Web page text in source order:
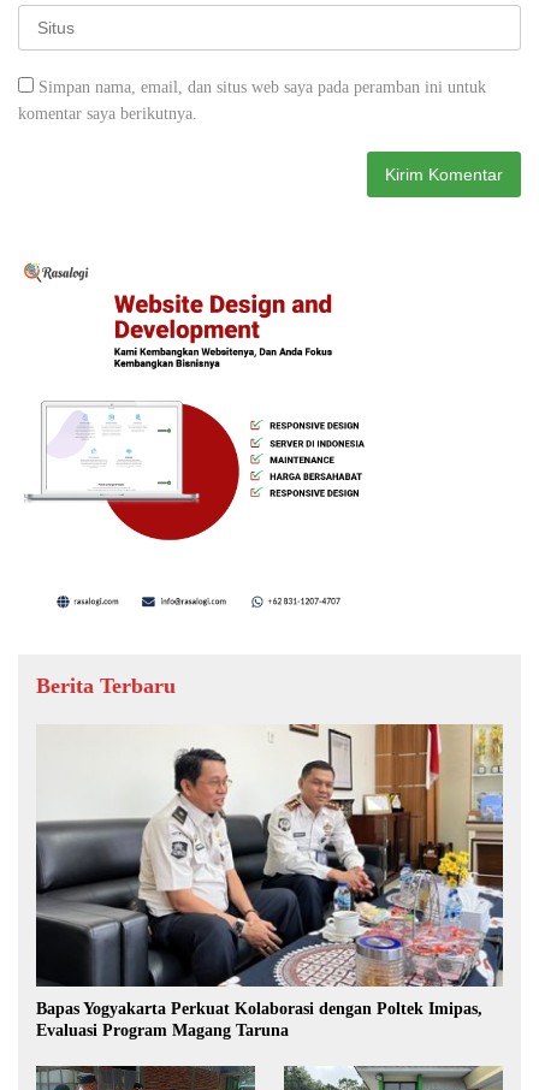
Simpan nama, email, dan situs web saya pada peramban ini untuk
komentar saya berikutnya.
Berita Terbaru
Bapas Yogyakarta Perkuat Kolaborasi dengan Poltek Imipas,
Evaluasi Program Magang Taruna